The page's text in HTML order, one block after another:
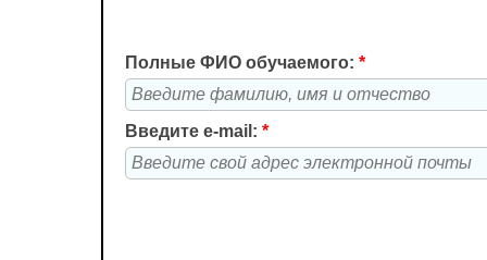
Полные ФИО обучаемого: *
Введите e-mail: *